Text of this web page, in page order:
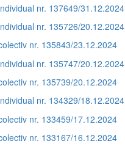
nr. 137649/31.12.2024
nr. 135726/20.12.2024
nr. 135843/23.12.2024
nr. 135747/20.12.2024
nr. 135739/20.12.2024
nr. 134329/18.12.2024
nr. 133459/17.12.2024
nr. 133167/16.12.2024